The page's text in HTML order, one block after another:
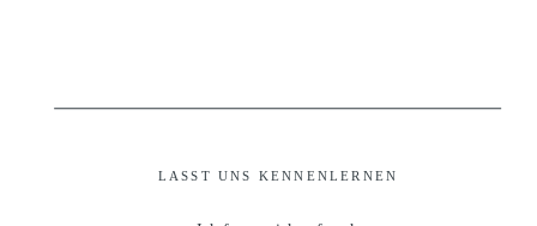
LASST UNS KENNENLERNEN